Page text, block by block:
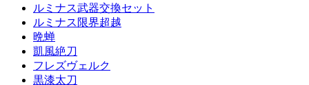
ルミナス武器交換セット
ルミナス限界超越
晩蝉
凱風絶刀
フレズヴェルク
黒漆太刀